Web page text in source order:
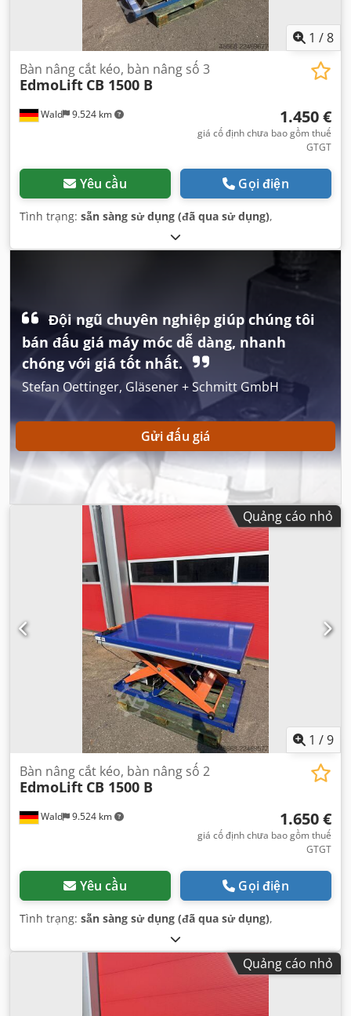
1 /8
Wald 9.524 km
Bàn nâng cắt kéo, bàn nâng số 3
EdmoLift CB 1500 B
1.450 €
giá cố định chưa bao gồm thuế
GTGT
Yêu cầu Gọi điện
Tình trạng: sẵn sàng sử dụng (đã qua sử dụng),
Đội ngũ chuyên nghiệp giúp chúng tôi
bán đấu giá máy móc dễ dàng, nhanh
chóng với giá tốt nhất.
Stefan Oettinger, Gläsener + Schmitt GmbH
Gửi đấu giá
Quảng cáo nhỏ
1 /9
Wald 9.524 km
Bàn nâng cắt kéo, bàn nâng số 2
EdmoLift CB 1500 B
1.650 €
giá cố định chưa bao gồm thuế
GTGT
Yêu cầu Gọi điện
Tình trạng: sẵn sàng sử dụng (đã qua sử dụng),
Quảng cáo nhỏ